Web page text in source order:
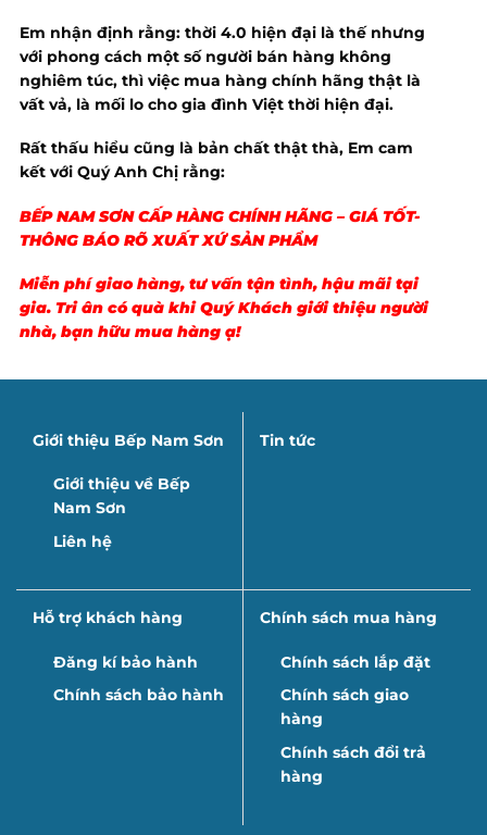
Em nhận định rằng: thời 4.0 hiện đại là thế nhưng
với phong cách một số người bán hàng không
nghiêm túc, thì việc mua hàng chính hãng thật là
vất vả, là mối lo cho gia đình Việt thời hiện đại.
Rất thấu hiểu cũng là bản chất thật thà, Em cam
kết với Quý Anh Chị rằng:
BẾP NAM SƠN CẤP HÀNG CHÍNH HÃNG – GIÁ TỐT-
THÔNG BÁO RÕ XUẤT XỨ SẢN PHẨM
Miễn phí giao hàng, tư vấn tận tình, hậu mãi tại
gia. Tri ân có quà khi Quý Khách giới thiệu người
nhà, bạn hữu mua hàng ạ!
Giới thiệu Bếp Nam Sơn
Giới thiệu về Bếp
Nam Sơn
Liên hệ
Tin tức
Hỗ trợ khách hàng
Đăng kí bảo hành
Chính sách bảo hành
Chính sách mua hàng
Chính sách lắp đặt
Chính sách giao
hàng
Chính sách đổi trả
hàng